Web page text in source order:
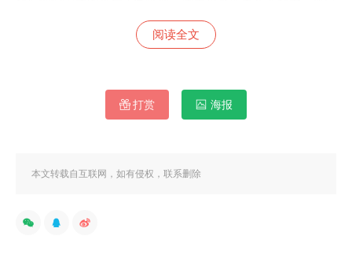
采纳了“完全防御”军事思想。
线，必须付出悲惨的代价，而法国只需要极少的兵力就能应对
阅读全文
打赏 海报
本文转载自互联网，如有侵权，联系删除